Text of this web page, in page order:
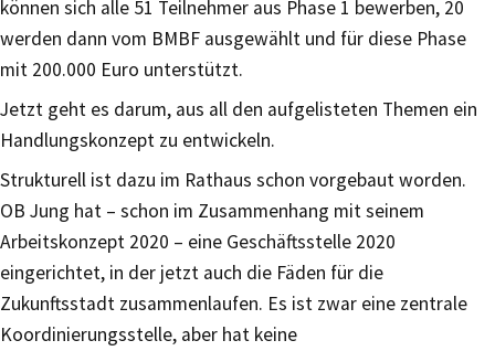
können sich alle 51 Teilnehmer aus Phase 1 bewerben, 20
werden dann vom BMBF ausgewählt und für diese Phase
mit 200.000 Euro unterstützt.
Jetzt geht es darum, aus all den aufgelisteten Themen ein
Handlungskonzept zu entwickeln.
Strukturell ist dazu im Rathaus schon vorgebaut worden.
OB Jung hat – schon im Zusammenhang mit seinem
Arbeitskonzept 2020 – eine Geschäftsstelle 2020
eingerichtet, in der jetzt auch die Fäden für die
Zukunftsstadt zusammenlaufen. Es ist zwar eine zentrale
Koordinierungsstelle, aber hat keine